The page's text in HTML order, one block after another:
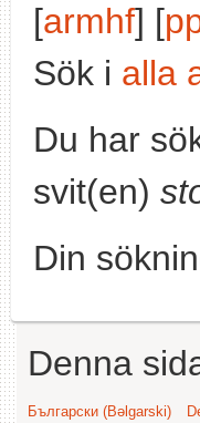
[armhf] [
Sök i alla
Du har
svit(en)
Din
Denna
Български (Bəlgarski)